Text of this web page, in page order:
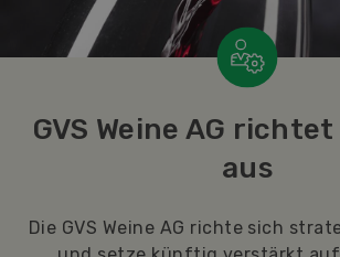
Mehr Milch als
Käseexporte und
Selbstversorgungsgrad von über